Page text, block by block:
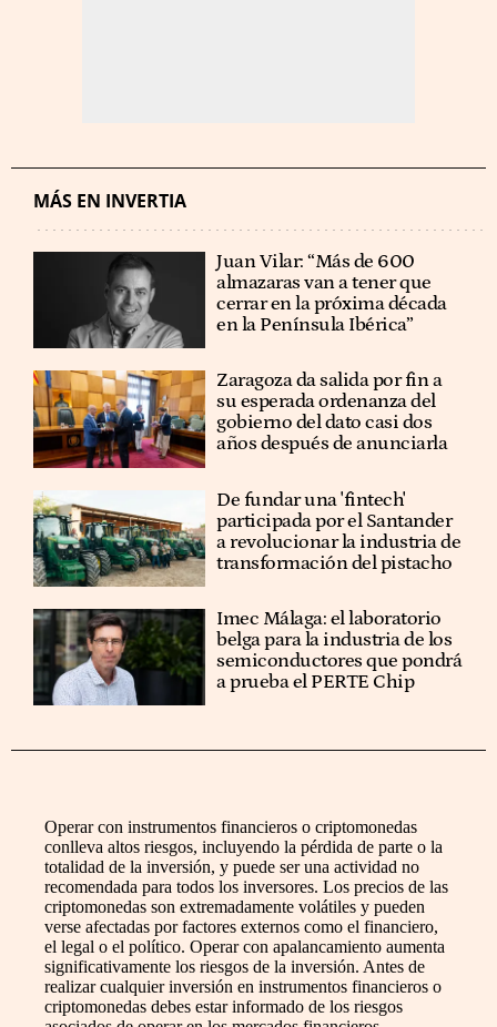
MÁS EN INVERTIA
Juan Vilar: “Más de 600
almazaras van a tener que
cerrar en la próxima década
en la Península Ibérica”
Zaragoza da salida por fin a
su esperada ordenanza del
gobierno del dato casi dos
años después de anunciarla
De fundar una 'fintech'
participada por el Santander
a revolucionar la industria de
transformación del pistacho
Imec Málaga: el laboratorio
belga para la industria de los
semiconductores que pondrá
a prueba el PERTE Chip
Operar con instrumentos financieros o criptomonedas
conlleva altos riesgos, incluyendo la pérdida de parte o la
totalidad de la inversión, y puede ser una actividad no
recomendada para todos los inversores. Los precios de las
criptomonedas son extremadamente volátiles y pueden
verse afectadas por factores externos como el financiero,
el legal o el político. Operar con apalancamiento aumenta
significativamente los riesgos de la inversión. Antes de
realizar cualquier inversión en instrumentos financieros o
criptomonedas debes estar informado de los riesgos